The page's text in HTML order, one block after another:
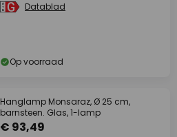
Datablad
Op voorraad
Hanglamp Monsaraz, Ø 25 cm,
barnsteen. Glas, 1-lamp
€ 93,49